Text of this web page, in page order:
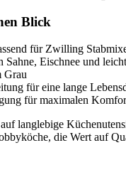
Blick
für Zwilling
Eischnee und
Grau
für eine lange
für maximalen
langlebige
die Wert auf